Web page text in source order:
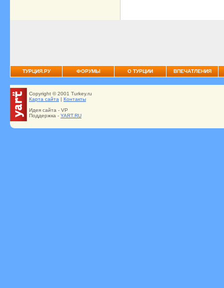
ТУРЦИЯ.РУ ФОРУМЫ О ТУРЦИИ ВПЕЧАТЛЕНИЯ
Copyright © 2001 Turkey.ru
Карта сайта | Контакты
Идея сайта - VP
Поддержка - YART.RU